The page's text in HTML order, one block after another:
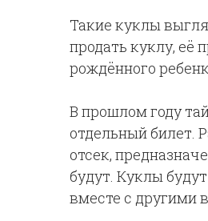
Такие куклы
продать куклу, её
рождённого
В прошлом году
отдельный билет.
отсек,
будут. Куклы
вместе с другими